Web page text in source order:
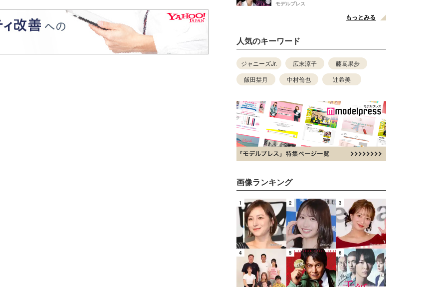
モデルプレス
もっとみる
人気のキーワード
ジャニーズJr. 広末涼子
藤嶌果歩
飯田栞月
中村倫也 辻希美
画像ランキング
1 2 3
4 5 6